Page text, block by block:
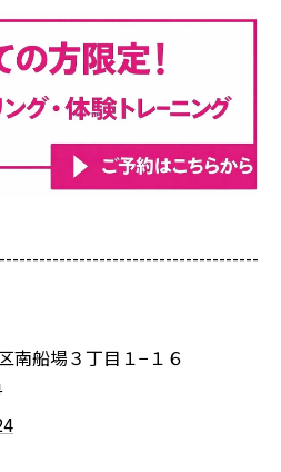
南船場３丁目１−１６